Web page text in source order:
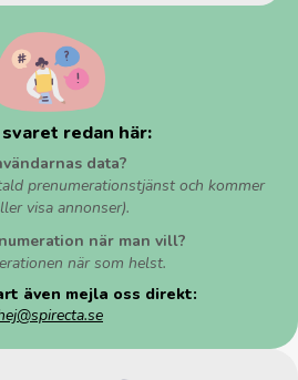
även mejla oss direkt:
redan här:
data?
prenumerationstjänst och kommer
visa annonser).
när man vill?
när som helst.